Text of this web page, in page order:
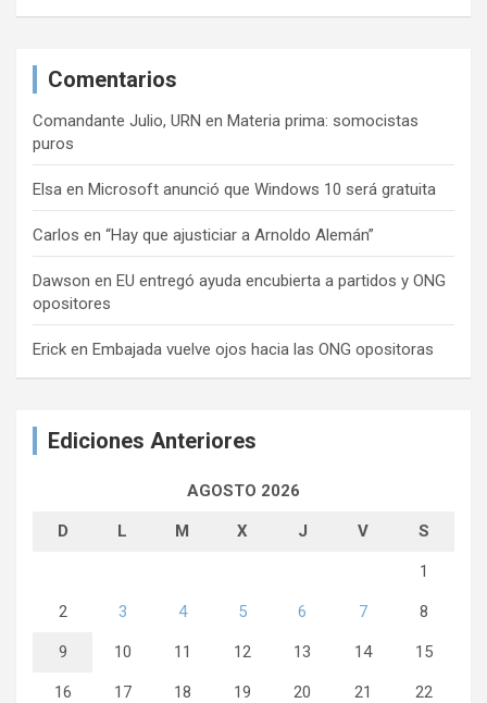
Comentarios
Comandante Julio, URN en Materia prima: somocistas
puros
Elsa en Microsoft anunció que Windows 10 será gratuita
Carlos en “Hay que ajusticiar a Arnoldo Alemán”
Dawson en EU entregó ayuda encubierta a partidos y ONG
opositores
Erick en Embajada vuelve ojos hacia las ONG opositoras
Ediciones Anteriores
AGOSTO 2026
D L M X J V S
1
2 3 4 5 6 7 8
9 10 11 12 13 14 15
16 17 18 19 20 21 22